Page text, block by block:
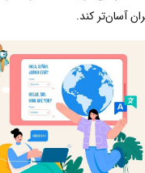
آسان‌تر کند.